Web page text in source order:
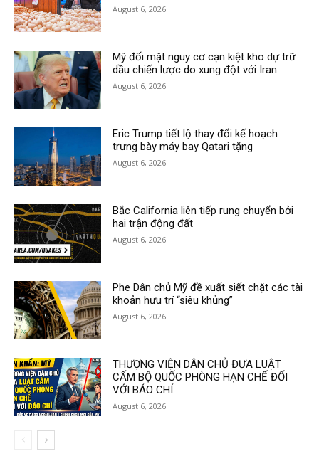
August 6, 2026
Mỹ đối mặt nguy cơ cạn kiệt kho dự trữ
dầu chiến lược do xung đột với Iran
August 6, 2026
Eric Trump tiết lộ thay đổi kế hoạch
trưng bày máy bay Qatari tặng
August 6, 2026
Bắc California liên tiếp rung chuyển bởi
hai trận động đất
August 6, 2026
Phe Dân chủ Mỹ đề xuất siết chặt các tài
khoản hưu trí “siêu khủng”
August 6, 2026
THƯỢNG VIỆN DÂN CHỦ ĐƯA LUẬT
CẤM BỘ QUỐC PHÒNG HẠN CHẾ ĐỐI
VỚI BÁO CHÍ
August 6, 2026